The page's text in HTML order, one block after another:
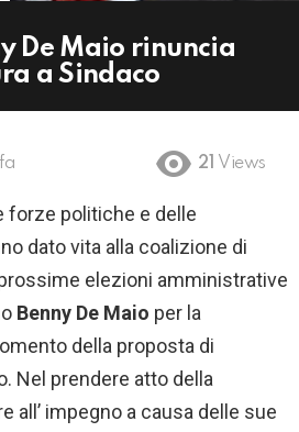
De Maio rinuncia
a Sindaco
21 Views
forze politiche e delle
dato vita alla coalizione di
elezioni amministrative
Benny De Maio per la
della proposta di
Nel prendere atto della
all’ impegno a causa delle sue